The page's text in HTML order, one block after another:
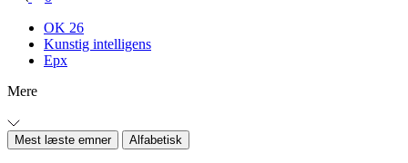
OK 26
Kunstig intelligens
Epx
Mere
Mest læste emner Alfabetisk